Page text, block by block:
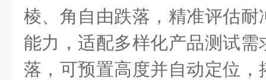
棱、角自由跌落，精准评估
能力，适配多样化产品测试需
落，可预置高度并自动定位